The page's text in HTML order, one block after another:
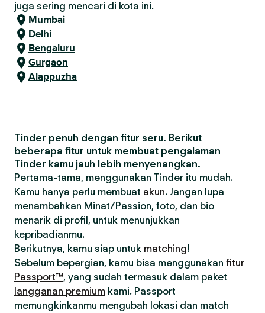
juga sering mencari di kota ini.
Mumbai
Delhi
Bengaluru
Gurgaon
Alappuzha
Tinder penuh dengan fitur seru. Berikut
beberapa fitur untuk membuat pengalaman
Tinder kamu jauh lebih menyenangkan.
Pertama-tama, menggunakan Tinder itu mudah.
Kamu hanya perlu membuat akun. Jangan lupa
menambahkan Minat/Passion, foto, dan bio
menarik di profil, untuk menunjukkan
kepribadianmu.
Berikutnya, kamu siap untuk matching!
Sebelum bepergian, kamu bisa menggunakan fitur
Passport™, yang sudah termasuk dalam paket
langganan premium kami. Passport
memungkinkanmu mengubah lokasi dan match